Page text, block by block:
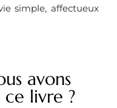
simple, affectueux
avons
livre ?